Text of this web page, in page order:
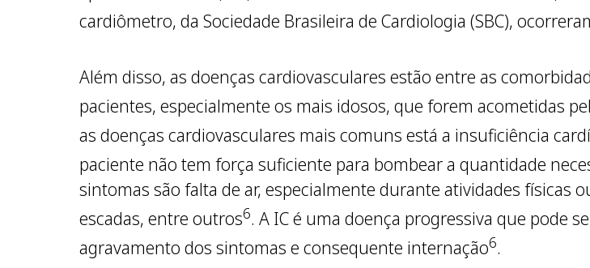
cardiômetro, da Sociedade Brasileira de Cardiologia (SBC),
Além disso, as doenças cardiovasculares estão entre as
pacientes, especialmente os mais idosos, que forem acometidas
as doenças cardiovasculares mais comuns está a insuficiência
paciente não tem força suficiente para bombear a quantidade
sintomas são falta de ar, especialmente durante atividades
escadas, entre outros6. A IC é uma doença progressiva que pode
agravamento dos sintomas e consequente internação6.